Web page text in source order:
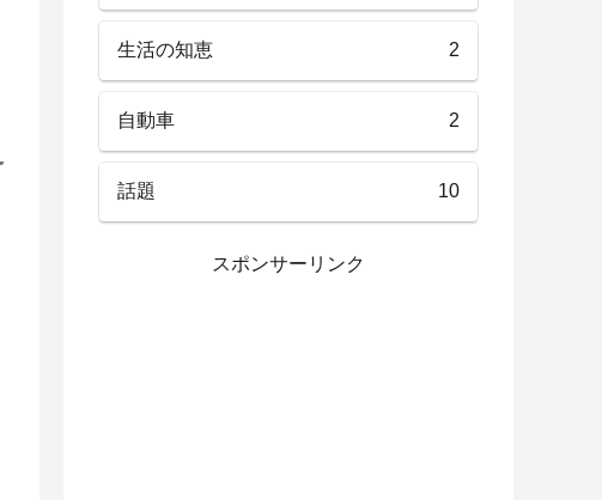
生活の知恵 2
自動車 2
話題 10
スポンサーリンク